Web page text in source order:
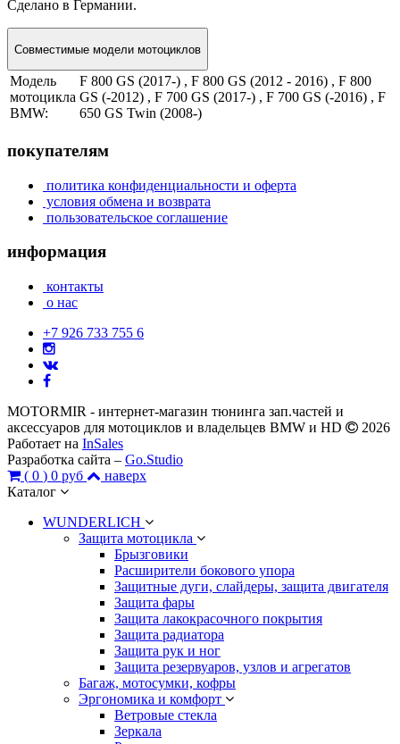
Сделано в Германии.
Совместимые модели мотоциклов
Модель
мотоцикла
BMW:
F 800 GS (2017-) , F 800 GS (2012 - 2016) , F 800
GS (-2012) , F 700 GS (2017-) , F 700 GS (-2016) , F
650 GS Twin (2008-)
покупателям
политика конфиденциальности и оферта
условия обмена и возврата
пользовательское соглашение
информация
контакты
о нас
+7 926 733 755 6
MOTORMIR - интернет-магазин тюнинга зап.частей и
аксессуаров для мотоциклов и владельцев BMW и HD
2026
Работает на InSales
Разработка сайта – Go.Studio
( 0 ) 0 руб
наверх
Каталог
WUNDERLICH
Защита мотоцикла
Брызговики
Расширители бокового упора
Защитные дуги, слайдеры, защита двигателя
Защита фары
Защита лакокрасочного покрытия
Защита радиатора
Защита рук и ног
Защита резервуаров, узлов и агрегатов
Багаж, мотосумки, кофры
Эргономика и комфорт
Ветровые стекла
Зеркала